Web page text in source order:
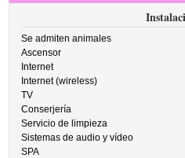
Se admiten animales
Ascensor
Internet
Internet (wireless)
TV
Conserjería
Servicio de limpieza
Sistemas de audio y vídeo
SPA